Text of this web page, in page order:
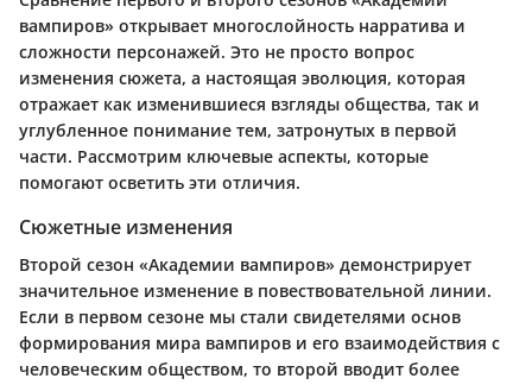
вампиров» открывает многослойность нарратива и
сложности персонажей. Это не просто вопрос
изменения сюжета, а настоящая эволюция, которая
отражает как изменившиеся взгляды общества, так и
углубленное понимание тем, затронутых в первой
части. Рассмотрим ключевые аспекты, которые
помогают осветить эти отличия.
Сюжетные изменения
Второй сезон «Академии вампиров» демонстрирует
значительное изменение в повествовательной линии.
Если в первом сезоне мы стали свидетелями основ
формирования мира вампиров и его взаимодействия с
человеческим обществом, то второй вводит более